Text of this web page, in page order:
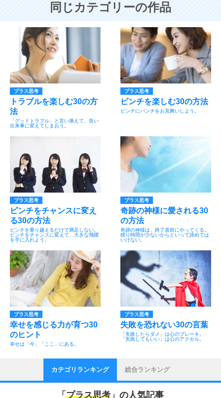
同じカテゴリーの作品
プラス思考
トラブルを楽しむ30の方
法
「グッドトラブル」と言い換えて、良い
出来事に変えてしまおう。
プラス思考
ピンチを楽しむ30の方法
ピンチにパンチをお見舞いしよう。
プラス思考
ピンチをチャンスに変え
る30の方法
ピンチを乗り越えるだけで満足しない。
ピンチをチャンスに変えて、大きな飛躍
を手に入れよう。
プラス思考
奇跡の神様に愛される30
の方法
奇跡の神様は、終了直前にやってくる。
残り時間が少ないからといって諦めては
いけない。
プラス思考
幸せを感じる力が育つ30
のヒント
幸せは「今」「ここ」にある。
プラス思考
失敗を恐れない30の言葉
「失敗したらダメ」は心のブレーキ。
「失敗してもいい」は心のアクセル。
カテゴリランキング 総合ランキング
「 プラス思考 」の人気記事